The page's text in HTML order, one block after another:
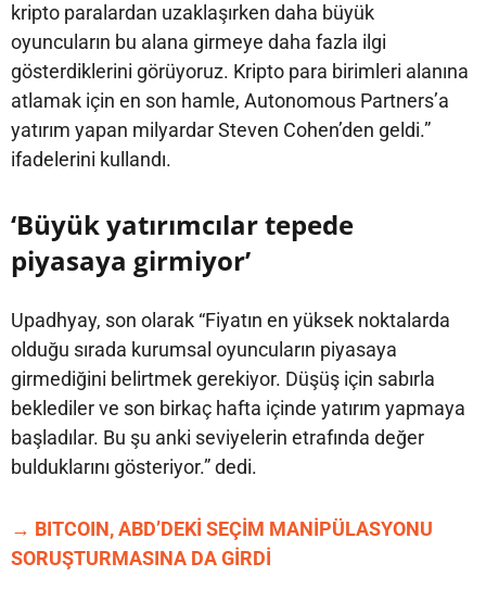
kripto paralardan uzaklaşırken daha büyük
oyuncuların bu alana girmeye daha fazla ilgi
gösterdiklerini görüyoruz. Kripto para birimleri alanına
atlamak için en son hamle, Autonomous Partners’a
yatırım yapan milyardar Steven Cohen’den geldi.”
ifadelerini kullandı.
‘Büyük yatırımcılar tepede
piyasaya girmiyor’
Upadhyay, son olarak “Fiyatın en yüksek noktalarda
olduğu sırada kurumsal oyuncuların piyasaya
girmediğini belirtmek gerekiyor. Düşüş için sabırla
beklediler ve son birkaç hafta içinde yatırım yapmaya
başladılar. Bu şu anki seviyelerin etrafında değer
bulduklarını gösteriyor.” dedi.
→ BITCOIN, ABD’DEKİ SEÇİM MANİPÜLASYONU
SORUŞTURMASINA DA GİRDİ